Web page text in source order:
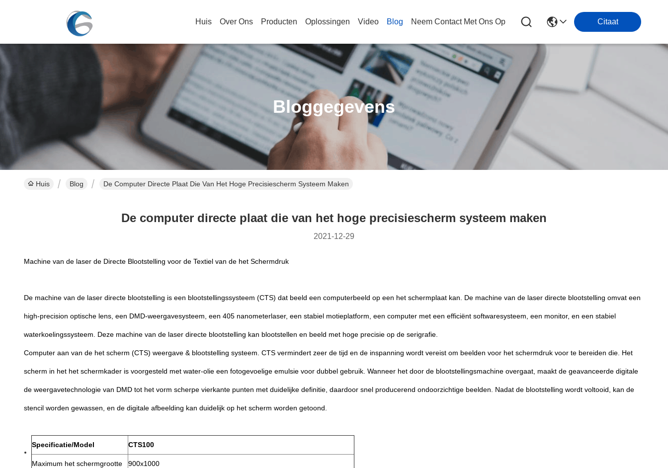
Huis Over Ons Producten Oplossingen Video Blog Neem Contact Met Ons Op Citaat
Bloggegevens
Huis Blog De Computer Directe Plaat Die Van Het Hoge Precisiescherm Systeem Maken
De computer directe plaat die van het hoge precisiescherm systeem maken
2021-12-29
Machine van de laser de Directe Blootstelling voor de Textiel van de het Schermdruk
De machine van de laser directe blootstelling is een blootstellingssysteem (CTS) dat beeld een computerbeeld op een het schermplaat kan. De machine van de laser directe blootstelling omvat een
high-precision optische lens, een DMD-weergavesysteem, een 405 nanometerlaser, een stabiel motieplatform, een computer met een efficiënt softwaresysteem, een monitor, en een stabiel
waterkoelingssysteem. Deze machine van de laser directe blootstelling kan blootstellen en beeld met hoge precisie op de serigrafie.
Computer aan van de het scherm (CTS) weergave & blootstelling systeem. CTS vermindert zeer de tijd en de inspanning wordt vereist om beelden voor het schermdruk voor te bereiden die. Het
scherm in het het schermkader is voorgesteld met water-olie een fotogevoelige emulsie voor dubbel gebruik. Wanneer het door de blootstellingsmachine overgaat, maakt de geavanceerde digitale
de weergavetechnologie van DMD tot het vorm scherpe vierkante punten met duidelijke definitie, daardoor snel producerend ondoorzichtige beelden. Nadat de blootstelling wordt voltooid, kan de
stencil worden gewassen, en de digitale afbeelding kan duidelijk op het scherm worden getoond.
Specificatie/Model CTS100
Maximum het schermgrootte 900x1000